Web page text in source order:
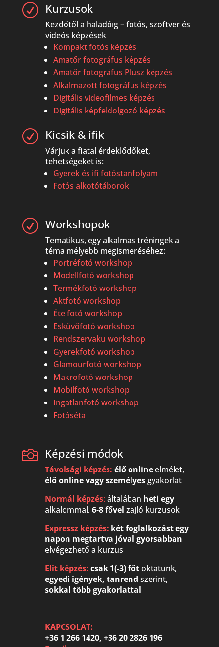
R Kurzusok
Kezdőtől a haladóig – fotós, szoftver és
videós képzések
Kompakt fotós képzés
Amatőr fotográfus képzés
Amatőr fotográfus Plusz képzés
Alkalmazott fotográfus képzés
Digitális videofilmes képzés
Digitális képfeldolgozó képzés
R Kicsik & ifik
Várjuk a fiatal érdeklődőket,
tehetségeket is:
Gyerek és ifi fotóstanfolyam
Fotós alkotótáborok
R Workshopok
Tematikus, egy alkalmas tréningek a
téma mélyebb megismeréséhez:
Portréfotó workshop
Modellfotó workshop
Termékfotó workshop
Aktfotó workshop
Ételfotó workshop
Esküvőfotó workshop
Rendszervaku workshop
Gyerekfotó workshop
Glamourfotó workshop
Makrofotó workshop
Mobilfotó workshop
Ingatlanfotó workshop
Fotóséta
 Képzési módok
Távolsági képzés: élő onlineelmélet,
élő online vagyszemélyesgyakorlat
Normál képzés: általában heti egy
alkalommal, 6-8 fővel zajló kurzusok
Expressz képzés: két foglalkozást egy
napon megtartva jóval gyorsabban
elvégezhető a kurzus
Elit képzés: csak 1(-3) főtoktatunk,
egyedi igények, tanrend szerint,
sokkal több gyakorlattal
KAPCSOLAT:
+36 1 266 1420, +36 20 2826 196